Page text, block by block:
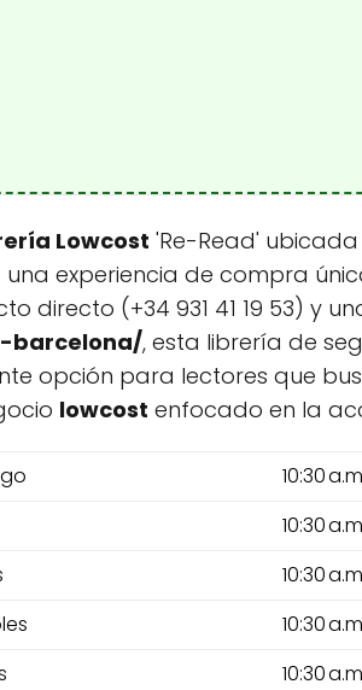
Lowcost 'Re-Read'
experiencia de compra
directo (+34 931 41 19 53) y
barcelona/, esta librería de
opción para lectores que
lowcost enfocado en la
10:30
10:30
10:30
10:30
10:30